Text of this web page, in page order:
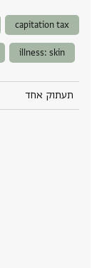
capitation tax
illness: skin
תעתוק אחד